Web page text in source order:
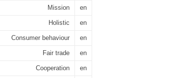
Mission en
Holistic en
Consumer behaviour en
Fair trade en
Cooperation en